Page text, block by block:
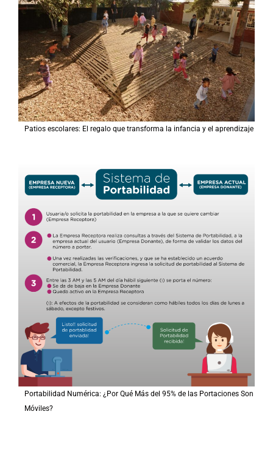
Patios escolares: El regalo que transforma la infancia y el aprendizaje
Portabilidad Numérica: ¿Por Qué Más del 95% de las Portaciones Son
Móviles?